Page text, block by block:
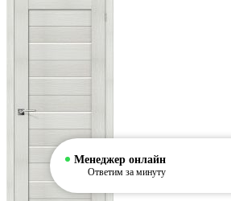
Менеджер онлайн
Ответим за минуту